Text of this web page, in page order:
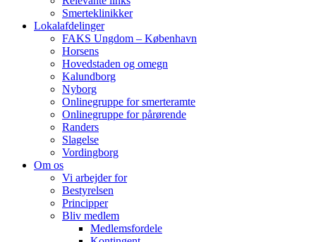
Smerteklinikker
Lokalafdelinger
FAKS Ungdom – København
Horsens
Hovedstaden og omegn
Kalundborg
Nyborg
Onlinegruppe for smerteramte
Onlinegruppe for pårørende
Randers
Slagelse
Vordingborg
Om os
Vi arbejder for
Bestyrelsen
Principper
Bliv medlem
Medlemsfordele